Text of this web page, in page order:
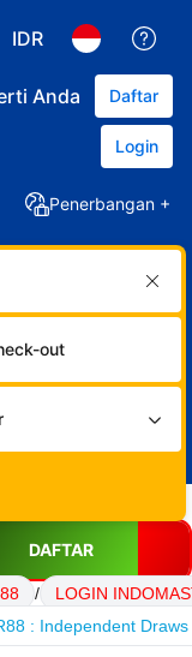
IDR
Anda Daftar
Login
Penerbangan +
out
DAFTAR
/
LOGIN
: Independent